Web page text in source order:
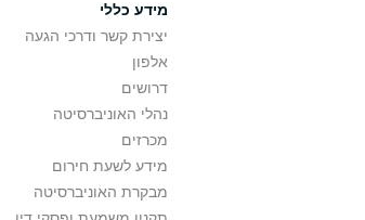
מידע כללי
יצירת קשר ודרכי הגעה
אלפון
דרושים
נהלי האוניברסיטה
מכרזים
מידע לשעת חירום
מבקרת האוניברסיטה